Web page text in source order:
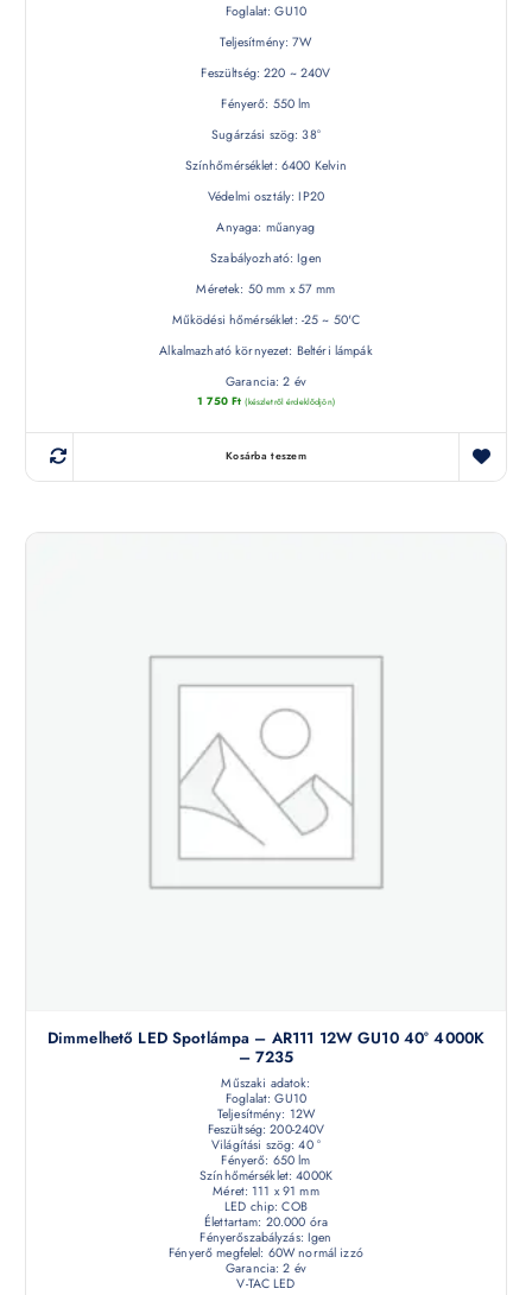
Foglalat: GU10
Teljesítmény: 7W
Feszültség: 220 ~ 240V
Fényerő: 550 lm
Sugárzási szög: 38°
Színhőmérséklet: 6400 Kelvin
Védelmi osztály: IP20
Anyaga: műanyag
Szabályozható: Igen
Méretek: 50 mm x 57 mm
Működési hőmérséklet: -25 ~ 50'C
Alkalmazható környezet: Beltéri lámpák
Garancia: 2 év
1 750 Ft (készletről érdeklődjön)
Kosárba teszem
Dimmelhető LED Spotlámpa – AR111 12W GU10 40° 4000K
– 7235
Műszaki adatok:
Foglalat: GU10
Teljesítmény: 12W
Feszültség: 200-240V
Világítási szög: 40 °
Fényerő: 650 lm
Színhőmérséklet: 4000K
Méret: 111 x 91 mm
LED chip: COB
Élettartam: 20.000 óra
Fényerőszabályzás: Igen
Fényerő megfelel: 60W normál izzó
Garancia: 2 év
V-TAC LED